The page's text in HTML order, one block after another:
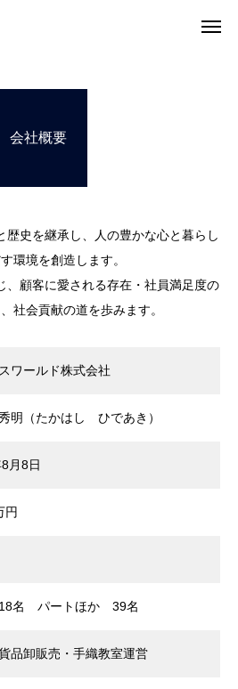
会社概要
歴史を継承し、⼈の豊かな⼼と暮らし
環境を創造します。
、顧客に愛される存在・社員満⾜度の
社会貢献の道を歩みます。
ワールド株式会社
明（たかはし ひであき）
⽉8⽇
円
名 パートほか 39名
品卸販売・⼿織教室運営